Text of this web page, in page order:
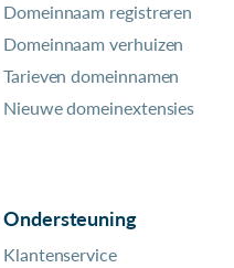
Domeinnaam registreren
Domeinnaam verhuizen
Tarieven domeinnamen
Nieuwe domeinextensies
Ondersteuning
Klantenservice